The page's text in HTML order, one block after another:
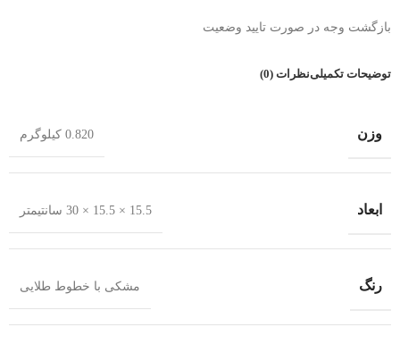
بازگشت وجه در صورت تایید وضعیت
توضیحات تکمیلینظرات (0)
وزن 0.820 کیلوگرم
ابعاد 15.5 × 15.5 × 30 سانتیمتر
رنگ مشکی با خطوط طلایی